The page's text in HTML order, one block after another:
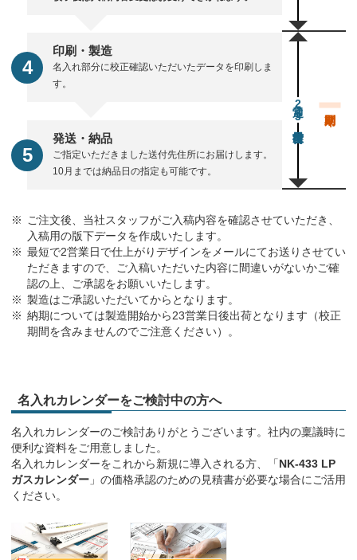
印刷・製造
名入れ部分に校正確認いただいたデータを印刷しま
す。
発送・納品
ご指定いただきました送付先住所にお届けします。
10月までは納品日の指定も可能です。
通常23営業日後出荷
ご注文後、当社スタッフがご入稿内容を確認させていただき、
入稿用の版下データを作成いたします。
最短で2営業日で仕上がりデザインをメールにてお送りさせてい
ただきますので、ご入稿いただいた内容に間違いがないかご確
認の上、ご承認をお願いいたします。
製造はご承認いただいてからとなります。
納期については製造開始から23営業日後出荷となります（校正
期間を含みませんのでご注意ください）。
名入れカレンダーをご検討中の方へ
名入れカレンダーのご検討ありがとうございます。社内の稟議時に
便利な資料をご用意しました。
名入れカレンダーをこれから新規に導入される方、「NK-433 LP
ガスカレンダー 」の価格承認のための見積書が必要な場合にご活用
ください。